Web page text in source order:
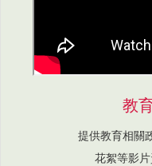
教
提供教育相關
花絮等影片